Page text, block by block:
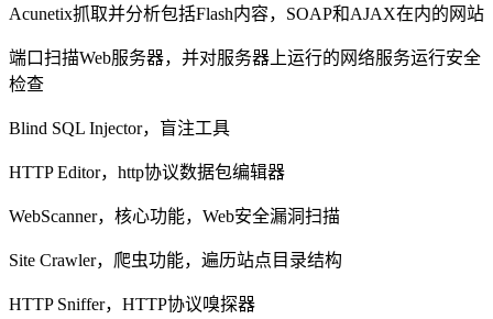
Acunetix抓取并分析包括Flash内容，SOAP和AJAX在内的网站
端口扫描Web服务器，并对服务器上运行的网络服务运行安全
检查
Blind SQL Injector，盲注工具
HTTP Editor，http协议数据包编辑器
WebScanner，核心功能，Web安全漏洞扫描
Site Crawler，爬虫功能，遍历站点目录结构
HTTP Sniffer，HTTP协议嗅探器